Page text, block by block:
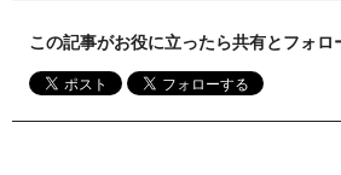
この記事がお役に立ったら共有とフォロ